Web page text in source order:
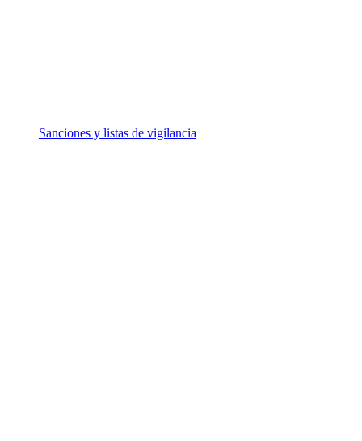
Sanciones y listas de vigilancia